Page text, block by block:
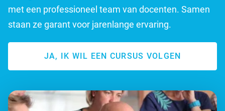
met een professioneel team van docenten. Samen
staan ze garant voor jarenlange ervaring.
JA, IK WIL EEN CURSUS VOLGEN